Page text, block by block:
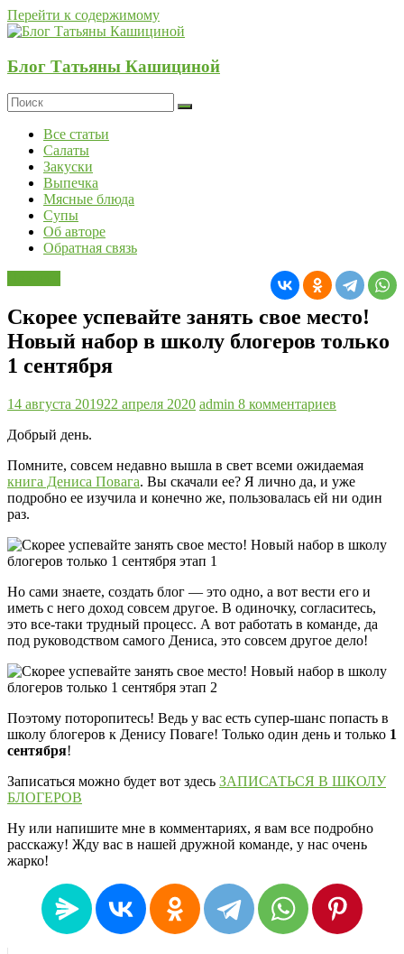
Перейти к содержимому
Блог Татьяны Кашициной
Все статьи
Салаты
Закуски
Выпечка
Мясные блюда
Супы
Об авторе
Обратная связь
Скорее успевайте занять свое место!
Новый набор в школу блогеров только
1 сентября
14 августа 201922 апреля 2020 admin 8 комментариев
Добрый день.
Помните, совсем недавно вышла в свет всеми ожидаемая
книга Дениса Повага. Вы скачали ее? Я лично да, и уже
подробно ее изучила и конечно же, пользовалась ей ни один
раз.
Но сами знаете, создать блог — это одно, а вот вести его и
иметь с него доход совсем другое. В одиночку, согласитесь,
это все-таки трудный процесс. А вот работать в команде, да
под руководством самого Дениса, это совсем другое дело!
Поэтому поторопитесь! Ведь у вас есть супер-шанс попасть в
школу блогеров к Денису Поваге! Только один день и только 1
сентября!
Записаться можно будет вот здесь ЗАПИСАТЬСЯ В ШКОЛУ
БЛОГЕРОВ
Ну или напишите мне в комментариях, я вам все подробно
расскажу! Жду вас в нашей дружной команде, у нас очень
жарко!